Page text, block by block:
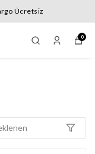
Ücretsiz
0